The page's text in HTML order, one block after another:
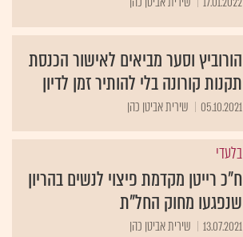
הורוביץ וסער מביאים לאישור הכנסת
תקנות קורונה בלי להותיר זמן לדיון
05.10.2021 שירית אביטן כהן
בלעדי
ח"כ רייטן מקדמת פיצוי לנשים בהריון
שנפגעו מחוק החל"ת
13.07.2021 שירית אביטן כהן